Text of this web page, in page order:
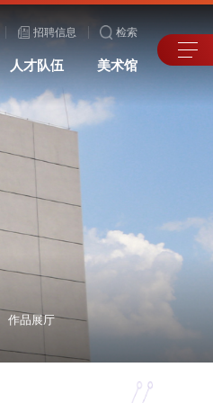
招聘信息 检索
人才队伍 美术馆
作品展厅